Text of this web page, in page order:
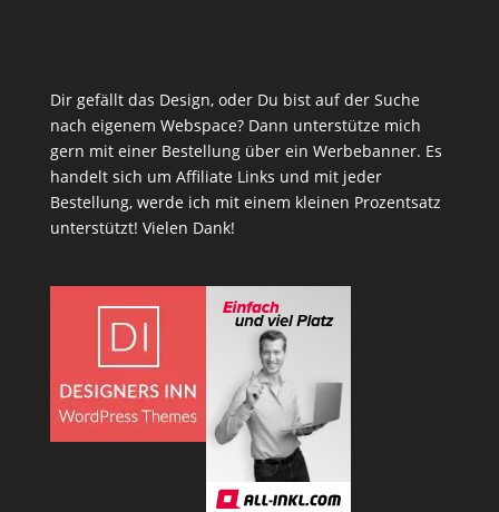
Dir gefällt das Design, oder Du bist auf der Suche
nach eigenem Webspace? Dann unterstütze mich
gern mit einer Bestellung über ein Werbebanner. Es
handelt sich um Affiliate Links und mit jeder
Bestellung, werde ich mit einem kleinen Prozentsatz
unterstützt! Vielen Dank!